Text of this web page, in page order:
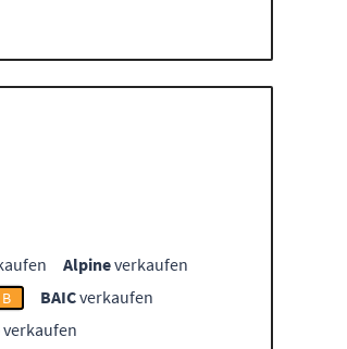
Alpineverkaufen
B BAICverkaufen
verkaufen